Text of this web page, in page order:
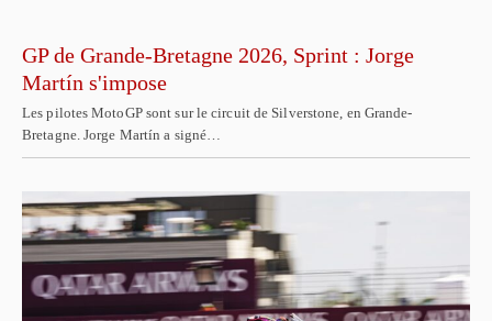
GP de Grande-Bretagne 2026, Sprint : Jorge
Martín s'impose
Les pilotes MotoGP sont sur le circuit de Silverstone, en Grande-
Bretagne. Jorge Martín a signé…